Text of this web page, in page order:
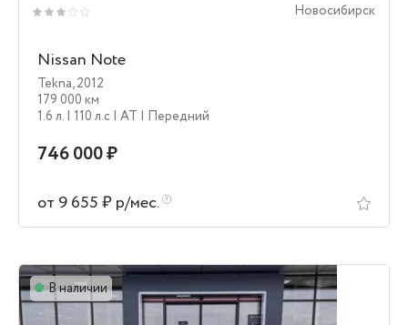
Новосибирск
Nissan Note
Tekna,2012
179 000 км
1.6 л. | 110 л.c | AT | Передний
746 000 ₽
от 9 655 ₽ р/мес.
В наличии